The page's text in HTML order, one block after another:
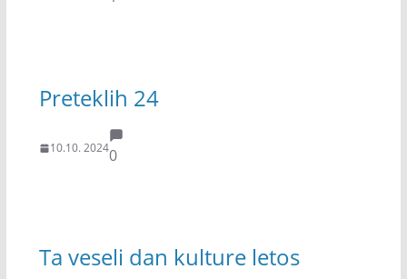
Preteklih 24
10.10. 20240
Ta veseli dan kulture letos